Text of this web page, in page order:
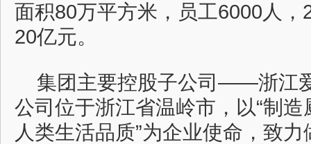
面积80万平方米，员工6000人
20亿元。
集团主要控股子公司——浙江
公司位于浙江省温岭市，以“制
人类生活品质”为企业使命，致